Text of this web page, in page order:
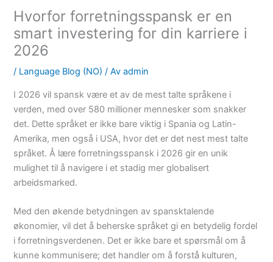
Hvorfor forretningsspansk er en
smart investering for din karriere i
2026
/ Language Blog (NO) / Av admin
I 2026 vil spansk være et av de mest talte språkene i
verden, med over 580 millioner mennesker som snakker
det. Dette språket er ikke bare viktig i Spania og Latin-
Amerika, men også i USA, hvor det er det nest mest talte
språket. Å lære forretningsspansk i 2026 gir en unik
mulighet til å navigere i et stadig mer globalisert
arbeidsmarked.
Med den økende betydningen av spansktalende
økonomier, vil det å beherske språket gi en betydelig fordel
i forretningsverdenen. Det er ikke bare et spørsmål om å
kunne kommunisere; det handler om å forstå kulturen,